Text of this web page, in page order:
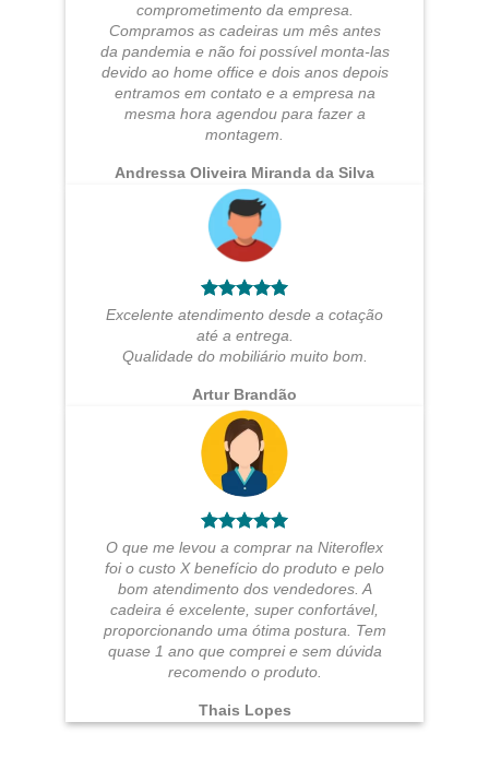
comprometimento da empresa.
Compramos as cadeiras um mês antes
da pandemia e não foi possível monta-las
devido ao home office e dois anos depois
entramos em contato e a empresa na
mesma hora agendou para fazer a
montagem.
Andressa Oliveira Miranda da Silva
Excelente atendimento desde a cotação
até a entrega.
Qualidade do mobiliário muito bom.
Artur Brandão
O que me levou a comprar na Niteroflex
foi o custo X benefício do produto e pelo
bom atendimento dos vendedores. A
cadeira é excelente, super confortável,
proporcionando uma ótima postura. Tem
quase 1 ano que comprei e sem dúvida
recomendo o produto.
Thais Lopes